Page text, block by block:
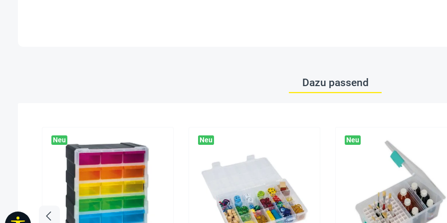
Dazu passend
Neu Neu Neu
Werkzeugleiste anzeigen